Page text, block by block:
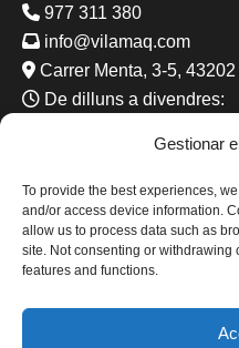
Gestionar
To provide the best experiences,
and/or access device information.
allow us to process data such as
site. Not consenting or withdrawing
features and functions.
977 311 380
info@vilamaq.com
Carrer Menta, 3-5,
De dilluns a divendres:
Finançat per la Unió